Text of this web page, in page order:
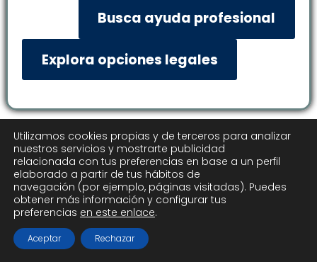
Busca ayuda profesional
Explora opciones legales
Utilizamos cookies propias y de terceros para analizar
nuestros servicios y mostrarte publicidad
relacionada con tus preferencias en base a un perfil
elaborado a partir de tus hábitos de
navegación (por ejemplo, páginas visitadas). Puedes
obtener más información y configurar tus
preferencias en este enlace.
Aceptar Rechazar